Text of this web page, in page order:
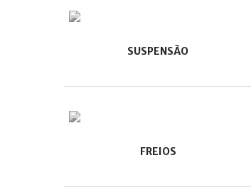
SUSPENSÃO
FREIOS